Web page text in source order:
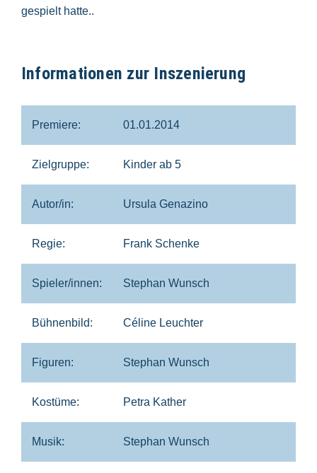
gespielt hatte..
Informationen zur Inszenierung
Premiere: 01.01.2014
Zielgruppe: Kinder ab 5
Autor/in: Ursula Genazino
Regie: Frank Schenke
Spieler/innen: Stephan Wunsch
Bühnenbild: Céline Leuchter
Figuren: Stephan Wunsch
Kostüme: Petra Kather
Musik: Stephan Wunsch